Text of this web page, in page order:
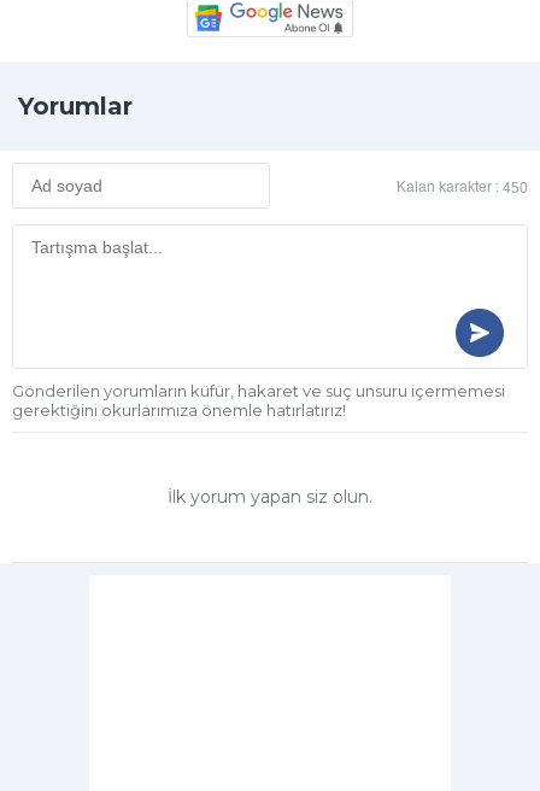
Yorumlar
Kalan karakter : 450
Gönderilen yorumların küfür, hakaret ve suç unsuru içermemesi
gerektiğini okurlarımıza önemle hatırlatırız!
İlk yorum yapan siz olun.